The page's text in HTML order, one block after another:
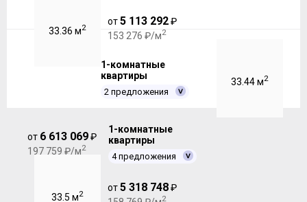
33.36 м2
от5 113 292₽
153 276 ₽/м2
1-комнатные
квартиры
2 предложения
33.44 м2
от 6 613 069₽
197 759 ₽/м2
1-комнатные
квартиры
4 предложения
33.5 м2
от5 318 748₽
2